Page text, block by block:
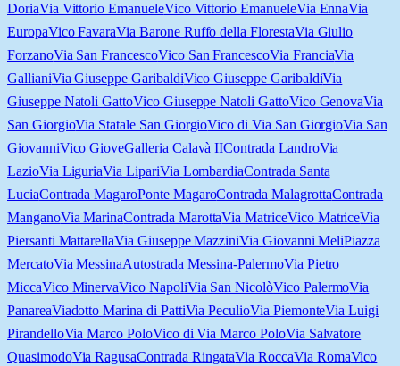
DoriaVia Vittorio EmanueleVico Vittorio EmanueleVia EnnaVia
EuropaVico FavaraVia Barone Ruffo della FlorestaVia Giulio
ForzanoVia San FrancescoVico San FrancescoVia FranciaVia
GallianiVia Giuseppe GaribaldiVico Giuseppe GaribaldiVia
Giuseppe Natoli GattoVico Giuseppe Natoli GattoVico GenovaVia
San GiorgioVia Statale San GiorgioVico di Via San GiorgioVia San
GiovanniVico GioveGalleria Calavà IIContrada LandroVia
LazioVia LiguriaVia LipariVia LombardiaContrada Santa
LuciaContrada MagaroPonte MagaroContrada MalagrottaContrada
ManganoVia MarinaContrada MarottaVia MatriceVico MatriceVia
Piersanti MattarellaVia Giuseppe MazziniVia Giovanni MeliPiazza
MercatoVia MessinaAutostrada Messina-PalermoVia Pietro
MiccaVico MinervaVico NapoliVia San NicolòVico PalermoVia
PanareaViadotto Marina di PattiVia PeculioVia PiemonteVia Luigi
PirandelloVia Marco PoloVico di Via Marco PoloVia Salvatore
QuasimodoVia RagusaContrada RingataVia RoccaVia RomaVico